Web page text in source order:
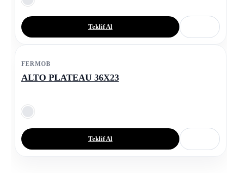
Teklif Al
FERMOB
ALTO PLATEAU 36X23
Teklif Al